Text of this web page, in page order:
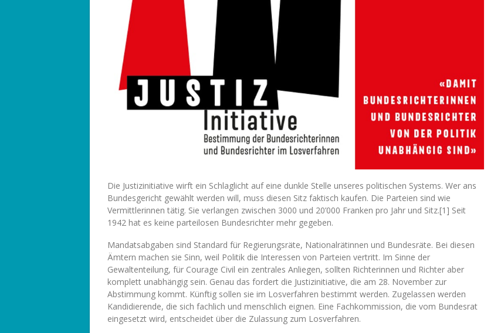
Die Justizinitiative wirft ein Schlaglicht auf eine dunkle Stelle unseres politischen Systems. Wer ans
Bundesgericht gewählt werden will, muss diesen Sitz faktisch kaufen. Die Parteien sind wie
Vermittlerinnen tätig. Sie verlangen zwischen 3000 und 20’000 Franken pro Jahr und Sitz.[1] Seit
1942 hat es keine parteilosen Bundesrichter mehr gegeben.
Mandatsabgaben sind Standard für Regierungsräte, Nationalrätinnen und Bundesräte. Bei diesen
Ämtern machen sie Sinn, weil Politik die Interessen von Parteien vertritt. Im Sinne der
Gewaltenteilung, für Courage Civil ein zentrales Anliegen, sollten Richterinnen und Richter aber
komplett unabhängig sein. Genau das fordert die Justizinitiative, die am 28. November zur
Abstimmung kommt. Künftig sollen sie im Losverfahren bestimmt werden. Zugelassen werden
Kandidierende, die sich fachlich und menschlich eignen. Eine Fachkommission, die vom Bundesrat
eingesetzt wird, entscheidet über die Zulassung zum Losverfahren.